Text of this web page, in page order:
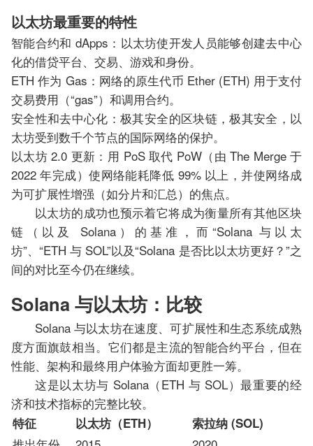
以太坊最重要的特性
智能合约和 dApps：以太坊使开发人员能够创建去中心
化的借贷平台、交易、游戏和身份。
ETH 作为 Gas：网络的原生代币 Ether (ETH) 用于支付
交易费用（“gas”）和调用合约。
安全性和去中心化：极其安全的区块链，极其安全，以
太坊受到数千个节点的国际网络的保护。
以太坊 2.0 更新：用 PoS 取代 PoW（由 The Merge 于
2022 年完成）使网络能耗降低 99% 以上，并使网络成
为可扩展性增强（如分片和汇总）的焦点。
以太坊的成功也预示着它将成为衡量所有其他区块
链（以及 Solana）的基准，而“Solana 与以太
坊”、“ETH 与 SOL”以及“Solana 是否比以太坊更好？”之
间的对比至今仍在继续。
Solana 与以太坊：比较
Solana 与以太坊在速度、可扩展性和生态系统成熟
度方面旗鼓相当。它们都是主流的智能合约平台，但在
性能、架构和最终用户体验方面却更胜一筹。
这是以太坊与 Solana（ETH 与 SOL）最重要的经
济和技术指标的完整比较。
特征 以太坊（ETH） 索拉纳 (SOL)